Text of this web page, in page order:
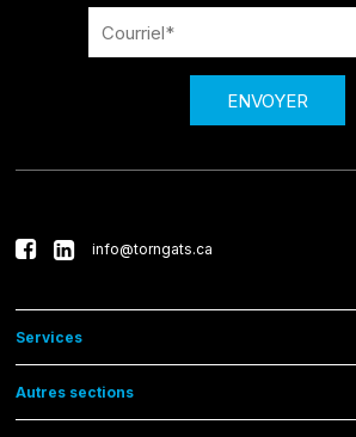
ENVOYER
info@torngats.ca
Services
Autres sections